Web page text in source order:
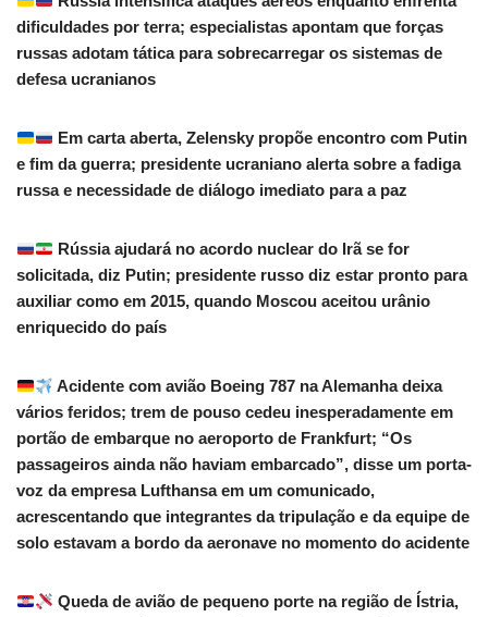
dificuldades por terra; especialistas apontam que forças
russas adotam tática para sobrecarregar os sistemas de
defesa ucranianos
Em carta aberta, Zelensky propõe encontro com Putin
e fim da guerra; presidente ucraniano alerta sobre a fadiga
russa e necessidade de diálogo imediato para a paz
Rússia ajudará no acordo nuclear do Irã se for
solicitada, diz Putin; presidente russo diz estar pronto para
auxiliar como em 2015, quando Moscou aceitou urânio
enriquecido do país
Acidente com avião Boeing 787 na Alemanha deixa
vários feridos; trem de pouso cedeu inesperadamente em
portão de embarque no aeroporto de Frankfurt; “Os
passageiros ainda não haviam embarcado”, disse um porta-
voz da empresa Lufthansa em um comunicado,
acrescentando que integrantes da tripulação e da equipe de
solo estavam a bordo da aeronave no momento do acidente
Queda de avião de pequeno porte na região de Ístria,